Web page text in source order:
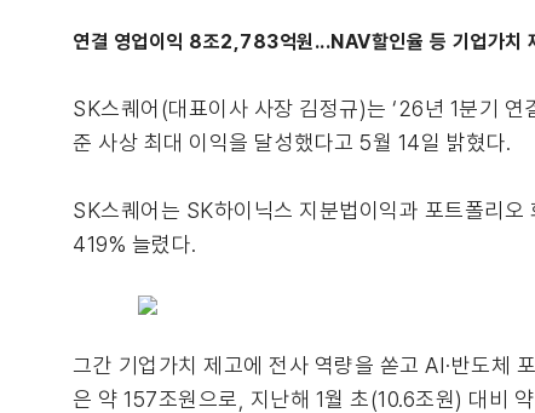
연결 영업이익 8조2,783억원...NAV할인율 등 기업가치
SK스퀘어(대표이사 사장 김정규)는 ‘26년 1분기
준 사상 최대 이익을 달성했다고 5월 14일 밝혔다.
SK스퀘어는 SK하이닉스 지분법이익과 포트폴리
419% 늘렸다.
그간 기업가치 제고에 전사 역량을 쏟고 AI·반도체
은 약 157조원으로, 지난해 1월 초(10.6조원) 대비